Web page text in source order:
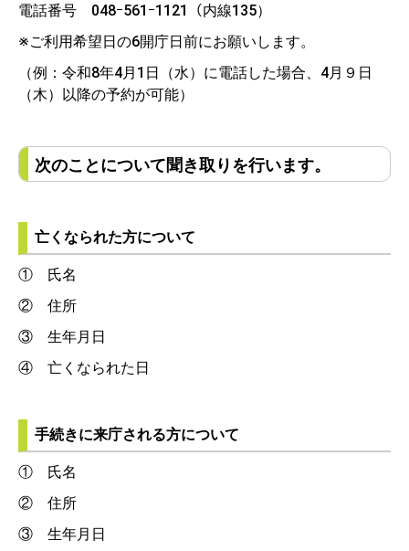
電話番号 048ｰ561ｰ1121（内線135）
※ご利用希望日の6開庁日前にお願いします。
（例：令和8年4月1日（水）に電話した場合、4月９日
（木）以降の予約が可能）
次のことについて聞き取りを行います。
亡くなられた方について
① 氏名
② 住所
③ 生年月日
④ 亡くなられた日
手続きに来庁される方について
① 氏名
② 住所
③ 生年月日